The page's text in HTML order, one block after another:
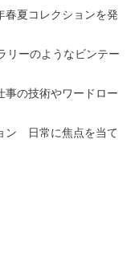
夏コレクションを発
リーのようなビンテー
の技術やワードロー
ン 日常に焦点を当て